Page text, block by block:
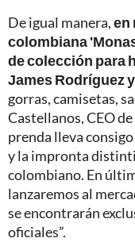
De igual manera,en
colombiana
de colección para
James Rodríguez
gorras, camisetas,
Castellanos, CEO
prenda lleva
y la impronta
colombiano. En
lanzaremos al
se encontrarán
oficiales”.